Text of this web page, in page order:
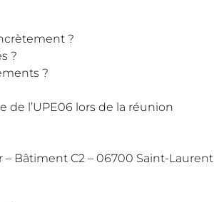
?
?
?
de l’UPE06 lors de la réunion
– Bâtiment C2 – 06700 Saint-Laurent